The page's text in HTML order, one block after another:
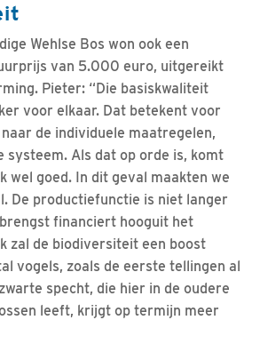
Wehlse Bos won ook een
van 5.000 euro, uitgereikt
Pieter: “Die basiskwaliteit
voor elkaar. Dat betekent voor
de individuele maatregelen,
systeem. Als dat op orde is, komt
wel goed. In dit geval maakten we
De productiefunctie is niet langer
financiert hooguit het
zal de biodiversiteit een boost
vogels, zoals de eerste tellingen al
specht, die hier in de oudere
leeft, krijgt op termijn meer